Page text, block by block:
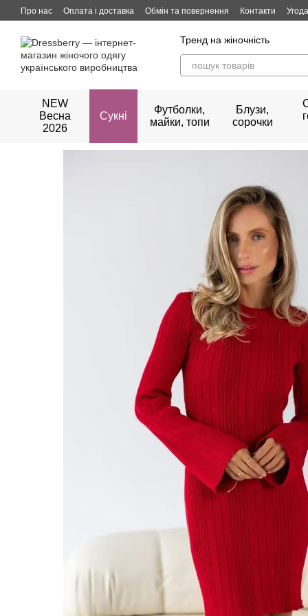
Перейти до основного контенту
Про нас Оплата і доставка Обмін та повернення Контакти
Тренд на жіночність
NEW
Весна
2026
Сукні
Футболки,
майки, топи
Блузи,
сорочки